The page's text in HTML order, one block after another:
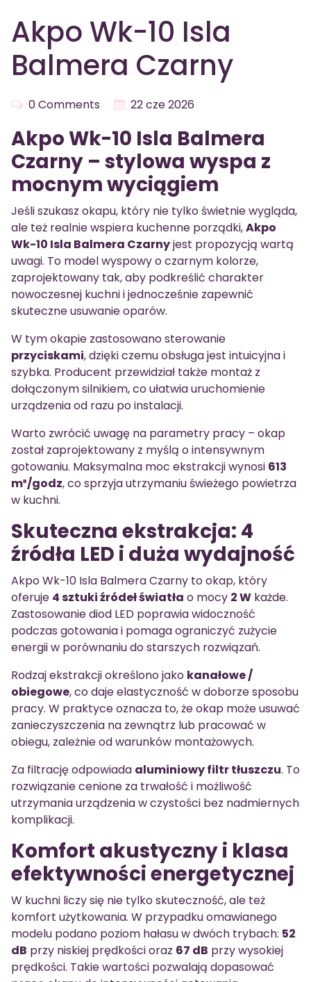
Akpo Wk-10 Isla
Balmera Czarny
0 Comments 22 cze 2026
Akpo Wk-10 Isla Balmera
Czarny – stylowa wyspa z
mocnym wyciągiem
Jeśli szukasz okapu, który nie tylko świetnie wygląda,
ale też realnie wspiera kuchenne porządki,Akpo
Wk-10 Isla Balmera Czarnyjest propozycją wartą
uwagi. To model wyspowy o czarnym kolorze,
zaprojektowany tak, aby podkreślić charakter
nowoczesnej kuchni i jednocześnie zapewnić
skuteczne usuwanie oparów.
W tym okapie zastosowano sterowanie
przyciskami, dzięki czemu obsługa jest intuicyjna i
szybka. Producent przewidział także montaż z
dołączonym silnikiem, co ułatwia uruchomienie
urządzenia od razu po instalacji.
Warto zwrócić uwagę na parametry pracy – okap
został zaprojektowany z myślą o intensywnym
gotowaniu. Maksymalna moc ekstrakcji wynosi 613
m³/godz, co sprzyja utrzymaniu świeżego powietrza
w kuchni.
Skuteczna ekstrakcja: 4
źródła LED i duża wydajność
Akpo Wk-10 Isla Balmera Czarny to okap, który
oferuje 4 sztuki źródeł światła o mocy 2 W każde.
Zastosowanie diod LED poprawia widoczność
podczas gotowania i pomaga ograniczyć zużycie
energii w porównaniu do starszych rozwiązań.
Rodzaj ekstrakcji określono jako kanałowe /
obiegowe, co daje elastyczność w doborze sposobu
pracy. W praktyce oznacza to, że okap może usuwać
zanieczyszczenia na zewnątrz lub pracować w
obiegu, zależnie od warunków montażowych.
Za filtrację odpowiada aluminiowy filtr tłuszczu. To
rozwiązanie cenione za trwałość i możliwość
utrzymania urządzenia w czystości bez nadmiernych
komplikacji.
Komfort akustyczny i klasa
efektywności energetycznej
W kuchni liczy się nie tylko skuteczność, ale też
komfort użytkowania. W przypadku omawianego
modelu podano poziom hałasu w dwóch trybach: 52
dB przy niskiej prędkości oraz 67 dB przy wysokiej
prędkości. Takie wartości pozwalają dopasować